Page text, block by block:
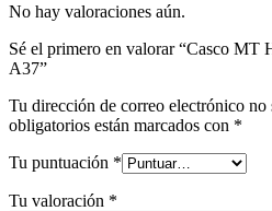
No hay valoraciones aún.
Sé el primero en valorar “Casco MT
A37”
Tu dirección de correo electrónico no
obligatorios están marcados con *
Tu puntuación *
Tu valoración *